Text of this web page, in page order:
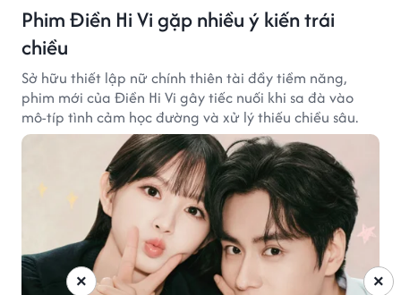
Phim Điền Hi Vi gặp nhiều ý kiến trái
chiều
Sở hữu thiết lập nữ chính thiên tài đầy tiềm năng,
phim mới của Điền Hi Vi gây tiếc nuối khi sa đà vào
mô-típ tình cảm học đường và xử lý thiếu chiều sâu.
×
×